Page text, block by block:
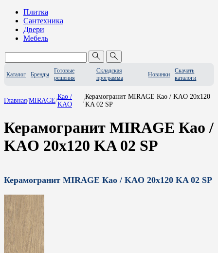
Плитка
Сантехника
Двери
Мебель
Каталог Бренды
Готовые
решения
Складская
программа
Новинки
Скачать
каталоги
Главная/MIRAGE/
Као /
KAO
/
Керамогранит MIRAGE Као / KAO 20x120
KA 02 SP
Керамогранит MIRAGE Као /
KAO 20x120 KA 02 SP
Керамогранит MIRAGE Као / KAO 20x120 KA 02 SP